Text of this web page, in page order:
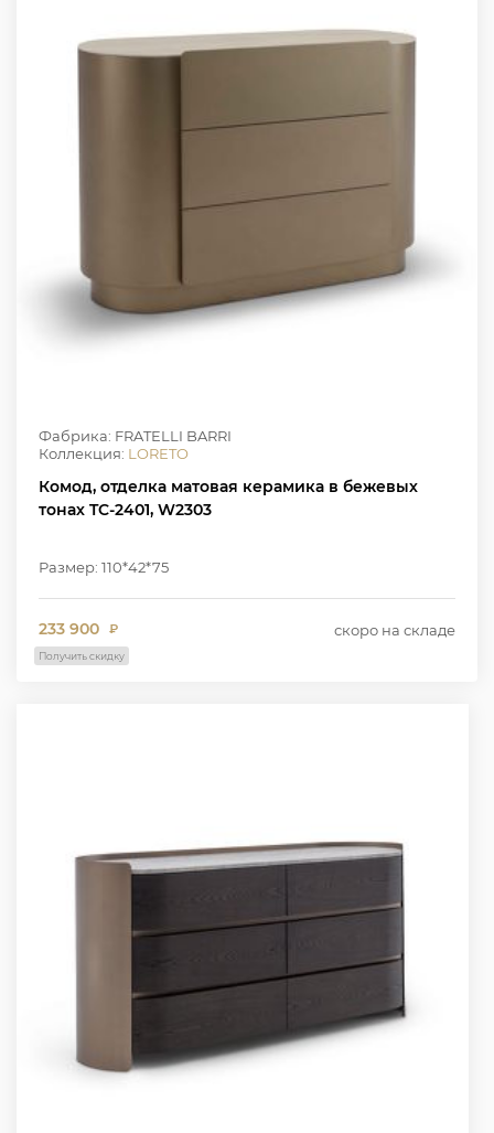
Фабрика: FRATELLI BARRI
Коллекция: LORETO
Комод, отделка матовая керамика в бежевых
тонах TC-2401, W2303
Размер: 110*42*75
233 900 ₽ скоро на складе
Получить скидку